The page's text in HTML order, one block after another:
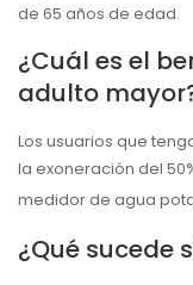
de 65 años de edad.
¿Cuál es el
adulto
Los usuarios que
la exoneración del
medidor de agua
¿Qué sucede